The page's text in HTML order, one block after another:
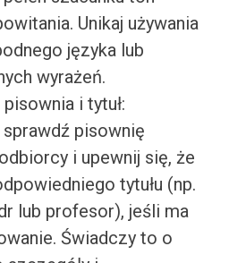
Unikaj używania
języka lub
wyrażeń.
i tytuł:
sprawdź pisownię
i upewnij się, że
tytułu (np.
lub profesor), jeśli ma
Świadczy to o